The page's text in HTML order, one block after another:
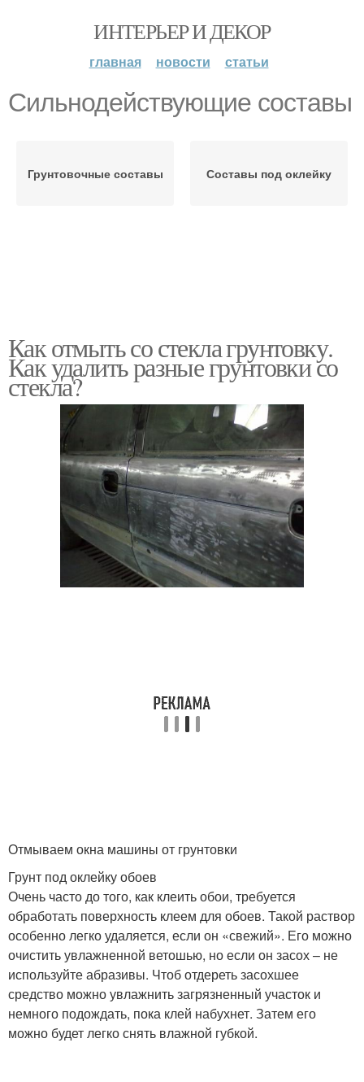
ИНТЕРЬЕР И ДЕКОР
главная новости статьи
Сильнодействующие составы
Грунтовочные составы Составы под оклейку
Как отмыть со стекла грунтовку.
Как удалить разные грунтовки со
стекла?
Отмываем окна машины от грунтовки
Грунт под оклейку обоев
Очень часто до того, как клеить обои, требуется
обработать поверхность клеем для обоев. Такой раствор
особенно легко удаляется, если он «свежий». Его можно
очистить увлажненной ветошью, но если он засох – не
используйте абразивы. Чтоб отдереть засохшее
средство можно увлажнить загрязненный участок и
немного подождать, пока клей набухнет. Затем его
можно будет легко снять влажной губкой.